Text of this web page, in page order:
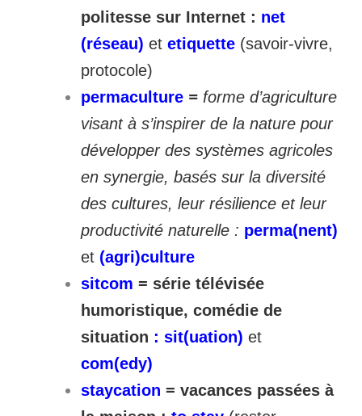
politesse sur Internet : net
(réseau) et etiquette (savoir-vivre,
protocole)
permaculture = forme d’agriculture
visant à s’inspirer de la nature pour
développer des systèmes agricoles
en synergie, basés sur la diversité
des cultures, leur résilience et leur
productivité naturelle : perma(nent)
et (agri)culture
sitcom = série télévisée
humoristique, comédie de
situation : sit(uation) et
com(edy)
staycation = vacances passées à